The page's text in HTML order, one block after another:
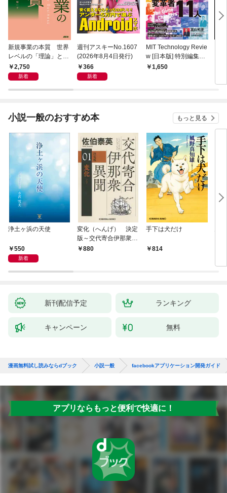
新規事業の本質 世界
レベルの「理論」と
「現場知」で描く全体
地図
2,750
新着
週刊アスキーNo.1607
(2026年8月4日発行)
366
新着
MIT Technology Revie
w [日本版] 特別編集
ポスト都市時代の社会
1,650
小説一般のおすすめ本 もっと見る
浄土ヶ浜の天使
550
新着
変化（へんげ） 決定
版～交代寄合伊那衆異
聞（1）～
880
手下は犬だけ
814
新刊配信予定 ランキング
キャンペーン 無料
漫画無料試し読みならdブック 小説一般 facebookアプリケーション開発ガイド
アプリならもっと便利で快適に！